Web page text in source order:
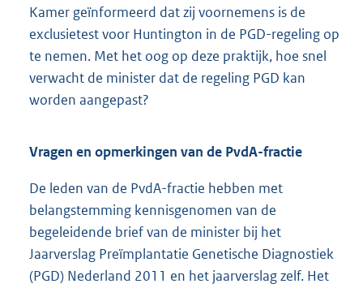
Kamer geïnformeerd dat zij voornemens is de
exclusietest voor Huntington in de PGD-regeling op
te nemen. Met het oog op deze praktijk, hoe snel
verwacht de minister dat de regeling PGD kan
worden aangepast?
Vragen en opmerkingen van de PvdA-fractie
De leden van de PvdA-fractie hebben met
belangstemming kennisgenomen van de
begeleidende brief van de minister bij het
Jaarverslag Preïmplantatie Genetische Diagnostiek
(PGD) Nederland 2011 en het jaarverslag zelf. Het